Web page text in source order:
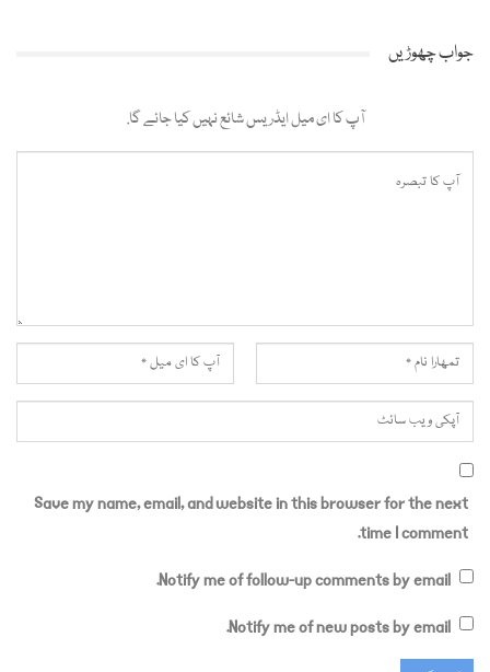
جواب چھوڑیں
آپ کا ای میل ایڈریس شائع نہیں کیا جائے گا.
Save my name, email, and website in this browser for the next
time I comment.
Notify me of follow-up comments by email.
Notify me of new posts by email.